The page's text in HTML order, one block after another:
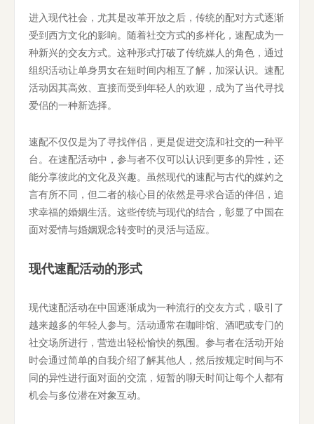
进入现代社会，尤其是改革开放之后，传统的配对方式逐渐
受到西方文化的影响。随着社交方式的多样化，速配成为一
种新兴的交友方式。这种形式打破了传统媒人的角色，通过
组织活动让单身男女在短时间内相互了解，加深认识。速配
活动因其高效、直接而受到年轻人的欢迎，成为了当代寻找
爱侣的一种新选择。
速配不仅仅是为了寻找伴侣，更是促进交流和社交的一种平
台。在速配活动中，参与者不仅可以认识到更多的异性，还
能分享彼此的文化及兴趣。虽然现代的速配与古代的媒妁之
言有所不同，但二者的核心目的依然是寻求合适的伴侣，追
求幸福的婚姻生活。这些传统与现代的结合，彰显了中国在
面对爱情与婚姻观念转变时的灵活与适应。
现代速配活动的形式
现代速配活动在中国逐渐成为一种流行的交友方式，吸引了
越来越多的年轻人参与。活动通常在咖啡馆、酒吧或专门的
社交场所进行，营造出轻松愉快的氛围。参与者在活动开始
时会通过简单的自我介绍了解其他人，然后按规定时间与不
同的异性进行面对面的交流，短暂的聊天时间让每个人都有
机会与多位潜在对象互动。